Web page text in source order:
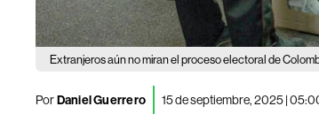
Extranjeros aún no miran el proceso electoral de
PorDaniel Guerrero 15 de septiembre, 2025 |